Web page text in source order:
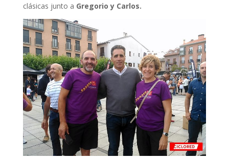
clásicas junto a Gregorio y Carlos.